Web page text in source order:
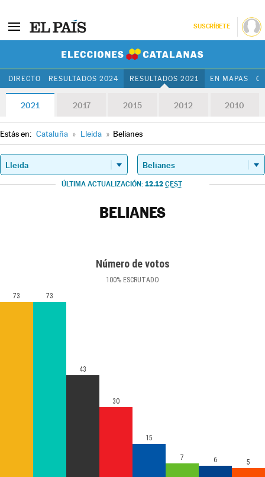
SUSCRÍBETE
DIRECTO RESULTADOS 2024 RESULTADOS 2021 EN MAPAS
2021 2017 2015 2012 2010
Estás en: Cataluña » Lleida » Belianes
ÚLTIMA ACTUALIZACIÓN: 12.12 CEST
BELIANES
Número de votos
100% ESCRUTADO
73 73
43
30
15
7 6 5